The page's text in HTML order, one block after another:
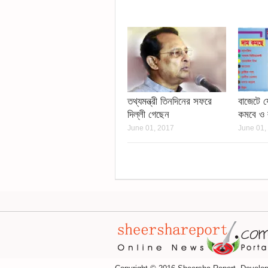
তথ্যমন্ত্রী তিনদিনের সফরে
দিল্লী গেছেন
June 01, 2017
বাজেটে
কমবে ও
June 01,